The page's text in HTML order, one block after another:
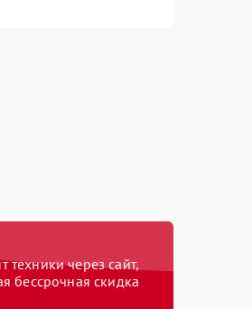
через сайт,
бессрочная скидка